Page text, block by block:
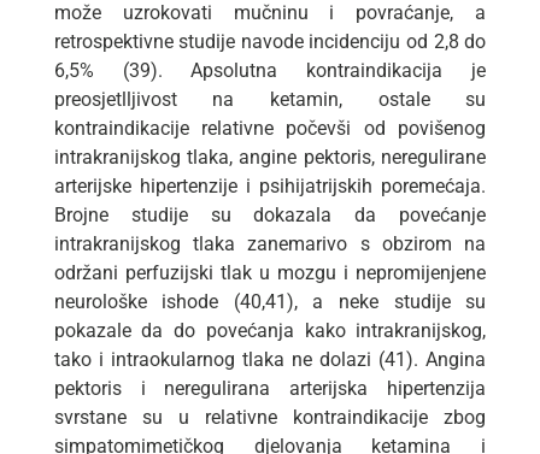
može uzrokovati mučninu i povraćanje, a
retrospektivne studije navode incidenciju od 2,8 do
6,5% (39). Apsolutna kontraindikacija je
preosjetlljivost na ketamin, ostale su
kontraindikacije relativne počevši od povišenog
intrakranijskog tlaka, angine pektoris, neregulirane
arterijske hipertenzije i psihijatrijskih poremećaja.
Brojne studije su dokazala da povećanje
intrakranijskog tlaka zanemarivo s obzirom na
održani perfuzijski tlak u mozgu i nepromijenjene
neurološke ishode (40,41), a neke studije su
pokazale da do povećanja kako intrakranijskog,
tako i intraokularnog tlaka ne dolazi (41). Angina
pektoris i neregulirana arterijska hipertenzija
svrstane su u relativne kontraindikacije zbog
simpatomimetičkog djelovanja ketamina i